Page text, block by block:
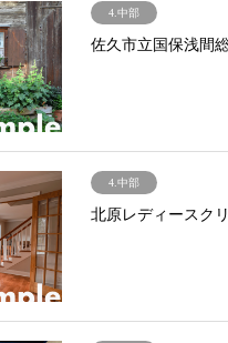
4.中部
佐久市立国保浅間
4.中部
北原レディースク